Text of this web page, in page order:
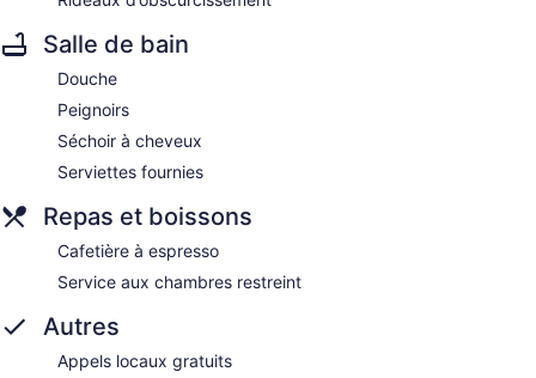
Salle de bain
Douche
Peignoirs
Séchoir à cheveux
Serviettes fournies
Repas et boissons
Cafetière à espresso
Service aux chambres restreint
Autres
Appels locaux gratuits